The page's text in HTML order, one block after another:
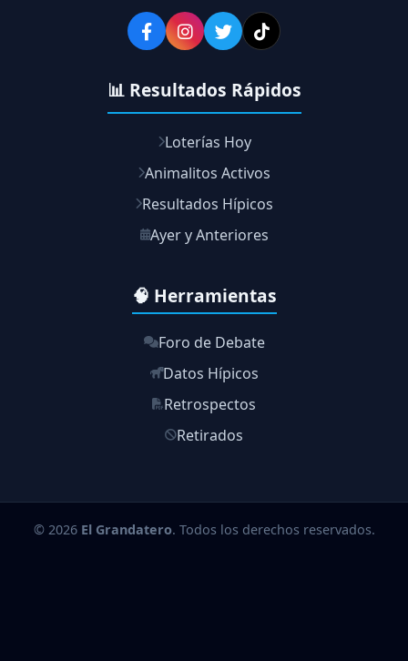
📊 Resultados Rápidos
Loterías Hoy
Animalitos Activos
Resultados Hípicos
Ayer y Anteriores
🧠 Herramientas
Foro de Debate
Datos Hípicos
Retrospectos
Retirados
© 2026 El Grandatero. Todos los derechos reservados.